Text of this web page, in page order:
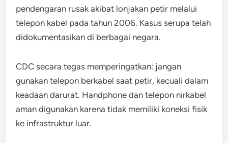
pendengaran rusak akibat lonjakan petir melalui
telepon kabel pada tahun 2006. Kasus serupa telah
didokumentasikan di berbagai negara.
CDC secara tegas memperingatkan: jangan
gunakan telepon berkabel saat petir, kecuali dalam
keadaan darurat. Handphone dan telepon nirkabel
aman digunakan karena tidak memiliki koneksi fisik
ke infrastruktur luar.